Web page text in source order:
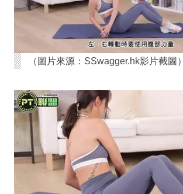
（圖片來源：SSwagger.hk影片截圖）